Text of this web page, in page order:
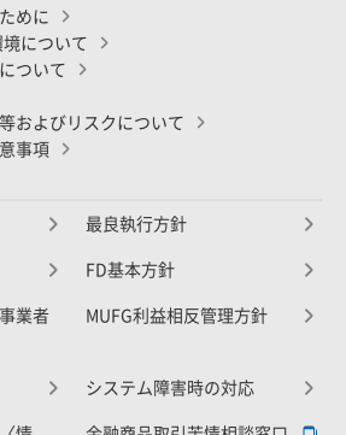
めに
について
ついて
およびリスクについて
事項
最良執行方針
FD基本方針
業者
MUFG利益相反管理方針
システム障害時の対応